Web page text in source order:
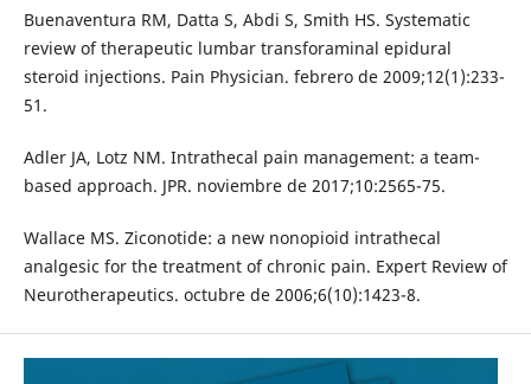
Buenaventura RM, Datta S, Abdi S, Smith HS. Systematic
review of therapeutic lumbar transforaminal epidural
steroid injections. Pain Physician. febrero de 2009;12(1):233-
51.
Adler JA, Lotz NM. Intrathecal pain management: a team-
based approach. JPR. noviembre de 2017;10:2565-75.
Wallace MS. Ziconotide: a new nonopioid intrathecal
analgesic for the treatment of chronic pain. Expert Review of
Neurotherapeutics. octubre de 2006;6(10):1423-8.